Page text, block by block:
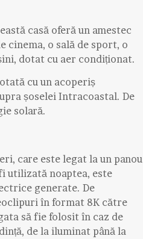
casă oferă un amestec
o sală de sport, o
dotat cu aer condiționat.
cu un acoperiș
șoselei Intracoastal. De
solară.
care este legat la un panou
utilizată noaptea, este
generate. De
în format 8K către
să fie folosit în caz de
de la iluminat până la